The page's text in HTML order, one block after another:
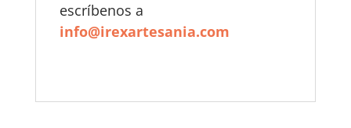
escríbenos a
info@irexartesania.com